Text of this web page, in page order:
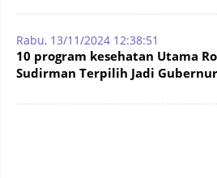
Rabu, 13/11/2024 12:38:51
10 program kesehatan Utama
Sudirman Terpilih Jadi